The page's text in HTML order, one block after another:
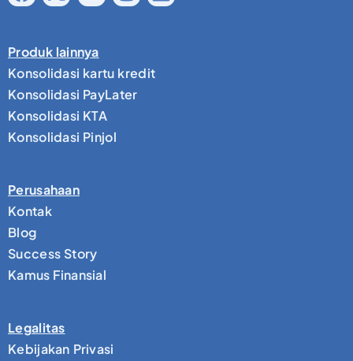
Produk lainnya
Konsolidasi kartu kredit
Konsolidasi PayLater
Konsolidasi KTA
Konsolidasi Pinjol
Perusahaan
Kontak
Blog
Success Story
Kamus Finansial
Legalitas
Kebijakan Privasi